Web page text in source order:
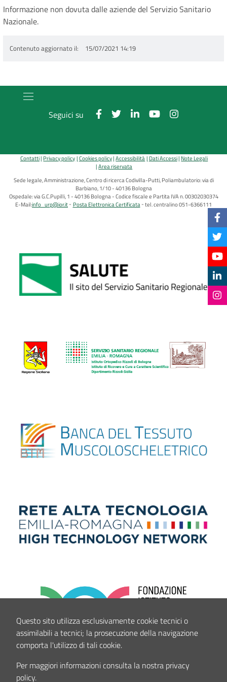
Informazione non dovuta dalle aziende del Servizio Sanitario
Nazionale.
Contenuto aggiornato il 15/07/2021 14:19
Seguici su
Contatti Privacy policy Cookies policy Accessibilità Dati Accessi Note Legali
Area riservata
Sede legale, Amministrazione, Centro di ricerca Codivilla-Putti, Poliambulatorio: via di
Barbiano, 1/10 - 40136 Bologna
Ospedale: via G.C.Pupilli, 1 - 40136 Bologna - Codice fiscale e Partita IVA n. 00302030374
E-Mail:info_urp@ior.it Posta Elettronica Certificata tel. centralino 051-6366111
Questo sito utilizza esclusivamente cookie tecnici o
assimilabili a tecnici; la prosecuzione della navigazione
comporta l'utilizzo di tali cookie.
Per maggiori informazioni consulta la nostra privacy
policy.